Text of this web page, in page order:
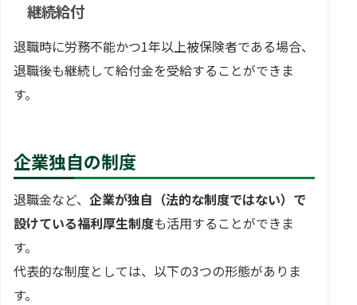
継続給付
退職時に労務不能かつ1年以上被保険者である場合、
退職後も継続して給付金を受給することができま
す。
企業独自の制度
退職金など、 企業が独自（法的な制度ではない）で
設けている福利厚生制度も活用することができま
す。
代表的な制度としては、以下の3つの形態がありま
す。